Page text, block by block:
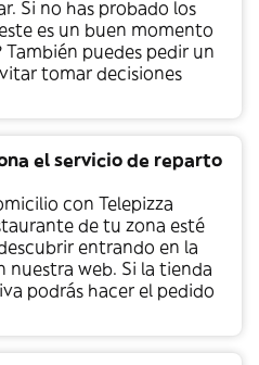
Si no has probado los
es un buen momento
También puedes pedir un
tomar decisiones
el servicio de reparto
con Telepizza
de tu zona esté
entrando en la
nuestra web. Si la tienda
podrás hacer el pedido